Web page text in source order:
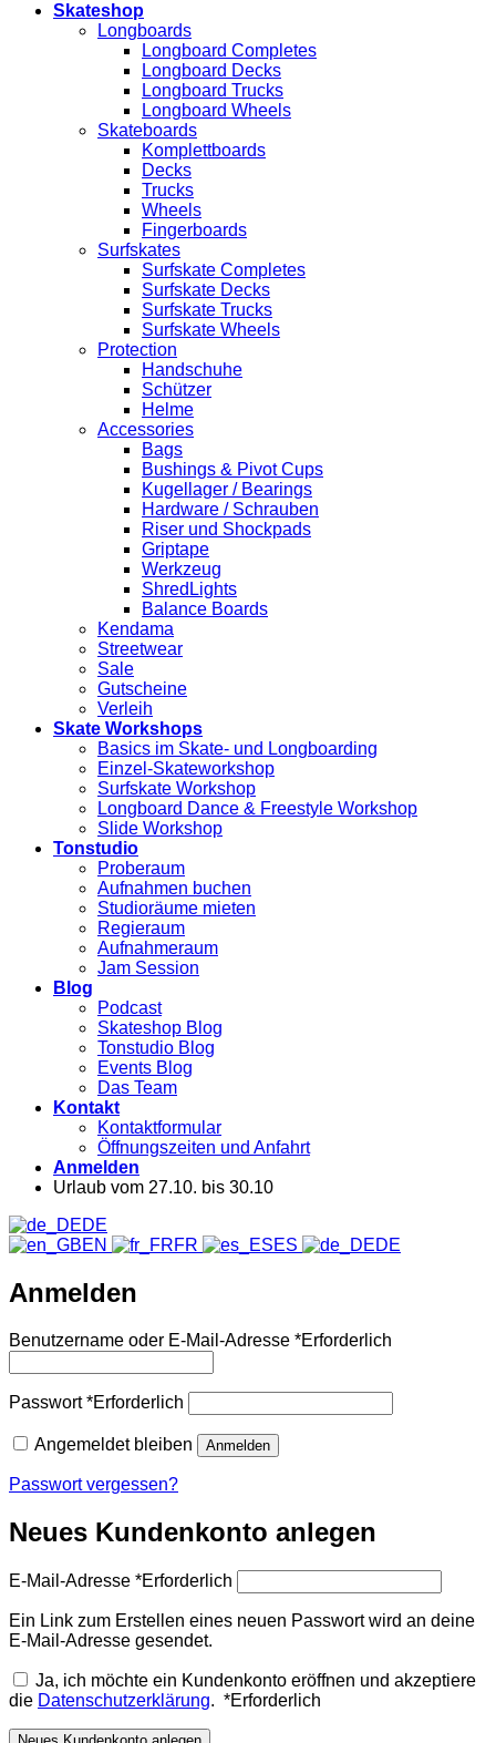
Skateshop
Longboards
Longboard Completes
Longboard Decks
Longboard Trucks
Longboard Wheels
Skateboards
Komplettboards
Decks
Trucks
Wheels
Fingerboards
Surfskates
Surfskate Completes
Surfskate Decks
Surfskate Trucks
Surfskate Wheels
Protection
Handschuhe
Schützer
Helme
Accessories
Bags
Bushings & Pivot Cups
Kugellager / Bearings
Hardware / Schrauben
Riser und Shockpads
Griptape
Werkzeug
ShredLights
Balance Boards
Kendama
Streetwear
Sale
Gutscheine
Verleih
Skate Workshops
Basics im Skate- und Longboarding
Einzel-Skateworkshop
Surfskate Workshop
Longboard Dance & Freestyle Workshop
Slide Workshop
Tonstudio
Proberaum
Aufnahmen buchen
Studioräume mieten
Regieraum
Aufnahmeraum
Jam Session
Blog
Podcast
Skateshop Blog
Tonstudio Blog
Events Blog
Das Team
Kontakt
Kontaktformular
Öffnungszeiten und Anfahrt
Anmelden
Urlaub vom 27.10. bis 30.10
DE
EN
FR ES DE
Anmelden
Benutzername oder E-Mail-Adresse *Erforderlich
Passwort*Erforderlich
Angemeldet bleiben Anmelden
Passwort vergessen?
Neues Kundenkonto anlegen
E-Mail-Adresse *Erforderlich
Ein Link zum Erstellen eines neuen Passwort wird an deine
E-Mail-Adresse gesendet.
Ja, ich möchte ein Kundenkonto eröffnen und akzeptiere
die Datenschutzerklärung. *Erforderlich